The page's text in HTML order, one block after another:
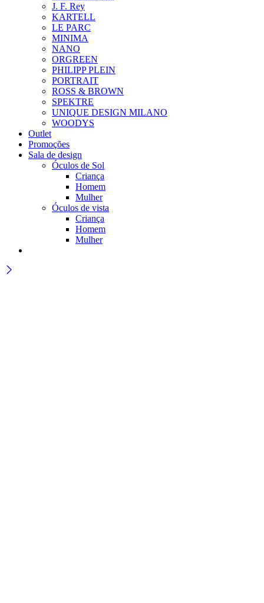
J. F. Rey
KARTELL
LE PARC
MINIMA
NANO
ORGREEN
PHILIPP PLEIN
PORTRAIT
ROSS & BROWN
SPEKTRE
UNIQUE DESIGN MILANO
WOODYS
Outlet
Promoções
Sala de design
Óculos de Sol
Criança
Homem
Mulher
Óculos de vista
Criança
Homem
Mulher